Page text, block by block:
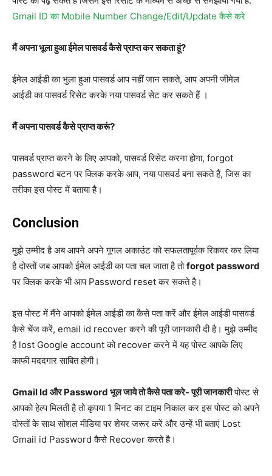
Gmail ID का Mobile Number Change/Edit/Update कैसे करे
मैं अपना भूला हुआ ईमेल पासवर्ड कैसे प्राप्त कर सकता हूं?
ईमेल आईडी का भुला हुआ पासवर्ड आप नहीं जान सकते, आप अपनी जीमेल
आईडी का पासवर्ड रिसेट करके नया पासवर्ड सेट कर सकते हैं ।
मैं अपना पासवर्ड कैसे प्राप्त करूं?
पासवर्ड प्राप्त करने के लिए आपको, पासवर्ड रिसेट करना होगा, forgot
password बटन पर क्लिक करके आप, नया पासवर्ड बना सकते हैं, जिस का
तरीका इस पोस्ट में बताया है।
Conclusion
मुझे उम्मीद है अब आपने अपने गूगल अकाउंट को सफलतापूर्वक रिकवर कर लिया
है दोस्तों जब आपको ईमेल आईडी का पता चल जाता है तोforgot password
पर क्लिक करके भी आप Password reset कर सकते है।
इस पोस्ट में मैंने आपको ईमेल आईडी का कैसे पता करें और ईमेल आईडी पासवर्ड
कैसे चेंज करें, email id recover करने की पूरी जानकारी दी है। मुझे उम्मीद
है lost Google account को recover करने में यह पोस्ट आपके लिए
काफी मददगार साबित होगी।
Gmail Id और Password भूल जाये तो कैसे पता करे- पूरी जानकारीपोस्ट से
आपको हेल्प मिलती है तो कृपया 1 मिनट का टाइम निकाल कर इस पोस्ट को अपने
दोस्तों के साथ सोशल मीडिया पर शेयर जरूर करें और उन्हें भी बताएं Lost
Gmail id Password कैसे Recover करते है।